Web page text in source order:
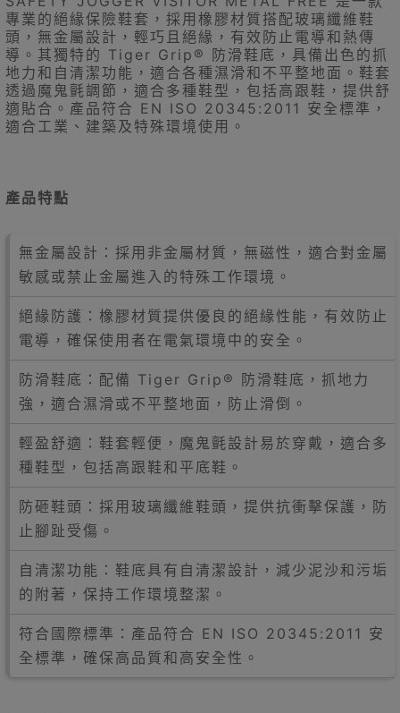
專業的絕緣保險鞋套，採用橡膠材質搭配玻璃纖維鞋
頭，無金屬設計，輕巧且絕緣，有效防止電導和熱傳
導。其獨特的 Tiger Grip® 防滑鞋底，具備出色的抓
地力和自清潔功能，適合各種濕滑和不平整地面。鞋套
透過魔鬼氈調節，適合多種鞋型，包括高跟鞋，提供舒
適貼合。產品符合 EN ISO 20345:2011 安全標準，
適合工業、建築及特殊環境使用。
產品特點
無金屬設計：採用非金屬材質，無磁性，適合對金屬
敏感或禁止金屬進入的特殊工作環境。
絕緣防護：橡膠材質提供優良的絕緣性能，有效防止
電導，確保使用者在電氣環境中的安全。
防滑鞋底：配備 Tiger Grip® 防滑鞋底，抓地力
強，適合濕滑或不平整地面，防止滑倒​​。
輕盈舒適：鞋套輕便，魔鬼氈設計易於穿戴，適合多
種鞋型，包括高跟鞋和平底鞋。
防砸鞋頭：採用玻璃纖維鞋頭，提供抗衝擊保護，防
止腳趾受傷。
自清潔功能：鞋底具有自清潔設計，減少泥沙和污垢
的附著，保持工作環境整潔。
符合國際標準：產品符合 EN ISO 20345:2011 安
全標準，確保高品質和高安全性。